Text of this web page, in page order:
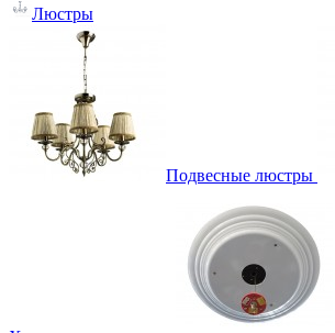
Люстры
Подвесные люстры